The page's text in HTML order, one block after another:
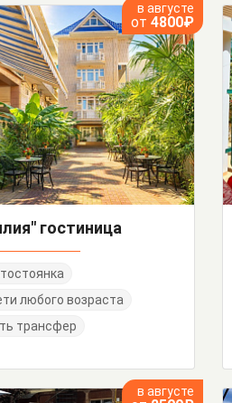
в августе
от 4800₽
гостиница
любого возраста
трансфер
в августе